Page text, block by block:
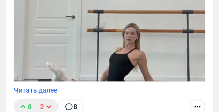
Читать далее
8 2 8